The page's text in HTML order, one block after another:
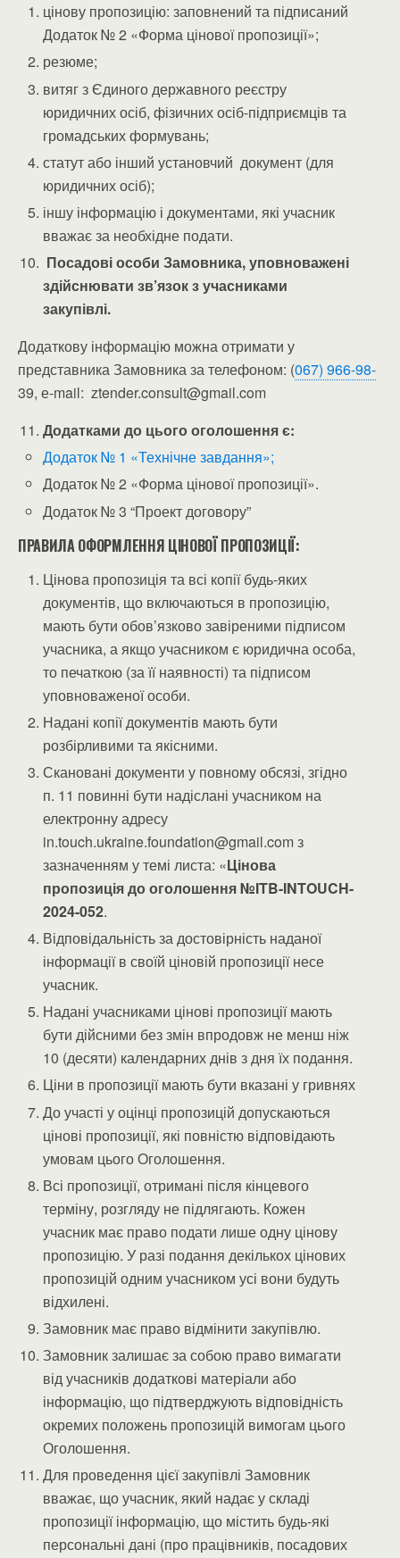
цінову пропозицію: заповнений та підписаний
Додаток № 2 «Форма цінової пропозиції»;
резюме;
витяг з Єдиного державного реєстру
юридичних осіб, фізичних осіб-підприємців та
громадських формувань;
статут або інший установчий документ (для
юридичних осіб);
іншу інформацію і документами, які учасник
вважає за необхідне подати.
Посадові особи Замовника, уповноважені
здійснювати зв’язок з учасниками
закупівлі.
Додаткову інформацію можна отримати у
представника Замовника за телефоном: (067) 966-98-
39, е-mail: ztender.consult@gmail.com
Додатками до цього оголошення є:
Додаток № 1 «Технічне завдання»;
Додаток № 2 «Форма цінової пропозиції».
Додаток № 3 “Проект договору”
ПРАВИЛА ОФОРМЛЕННЯ ЦІНОВОЇ ПРОПОЗИЦІЇ:
Цінова пропозиція та всі копії будь-яких
документів, що включаються в пропозицію,
мають бути обов’язково завіреними підписом
учасника, а якщо учасником є юридична особа,
то печаткою (за її наявності) та підписом
уповноваженої особи.
Надані копії документів мають бути
розбірливими та якісними.
Скановані документи у повному обсязі, згідно
п. 11 повинні бути надіслані учасником на
електронну адресу
in.touch.ukraine.foundation@gmail.com з
зазначенням у темі листа: «Цінова
пропозиція до оголошення№ITB-INTOUCH-
2024-052.
Відповідальність за достовірність наданої
інформації в своїй ціновій пропозиції несе
учасник.
Надані учасниками цінові пропозиції мають
бути дійсними без змін впродовж не менш ніж
10 (десяти) календарних днів з дня їх подання.
Ціни в пропозиції мають бути вказані у гривнях
До участі у оцінці пропозицій допускаються
цінові пропозиції, які повністю відповідають
умовам цього Оголошення.
Всі пропозиції, отримані після кінцевого
терміну, розгляду не підлягають. Кожен
учасник має право подати лише одну цінову
пропозицію. У разі подання декількох цінових
пропозицій одним учасником усі вони будуть
відхилені.
Замовник має право відмінити закупівлю.
Замовник залишає за собою право вимагати
від учасників додаткові матеріали або
інформацію, що підтверджують відповідність
окремих положень пропозицій вимогам цього
Оголошення.
Для проведення цієї закупівлі Замовник
вважає, що учасник, який надає у складі
пропозиції інформацію, що містить будь-які
персональні дані (про працівників, посадових